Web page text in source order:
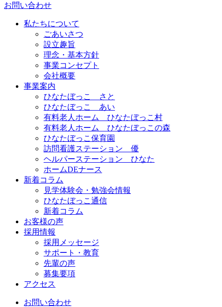
お問い合わせ
私たちについて
ごあいさつ
設立趣旨
理念・基本方針
事業コンセプト
会社概要
事業案内
ひなたぼっこ さと
ひなたぼっこ あい
有料老人ホーム ひなたぼっこ村
有料老人ホーム ひなたぼっこの森
ひなたぼっこ保育園
訪問看護ステーション 優
ヘルパーステーション ひなた
ホームDEナース
新着コラム
見学体験会・勉強会情報
ひなたぼっこ通信
新着コラム
お客様の声
採用情報
採用メッセージ
サポート・教育
先輩の声
募集要項
アクセス
お問い合わせ